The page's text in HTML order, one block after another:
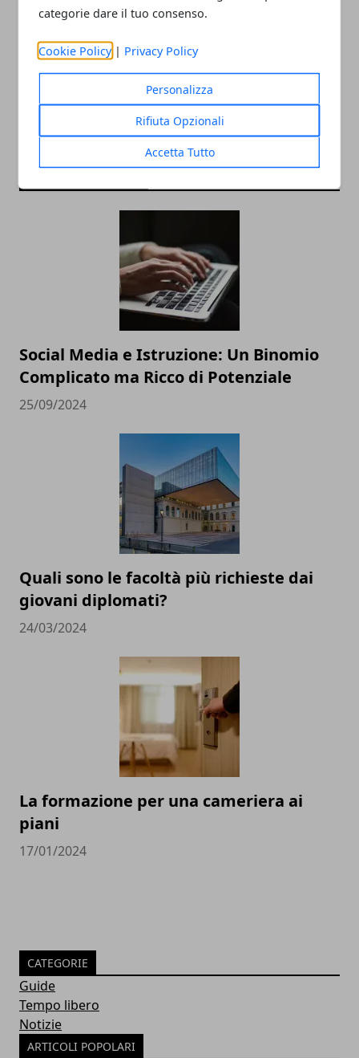
categorie dare il tuo consenso.
Cookie Policy | Privacy Policy
Personalizza
Rifiuta Opzionali
Accetta Tutto
Social Media e Istruzione: Un Binomio
Complicato ma Ricco di Potenziale
25/09/2024
Quali sono le facoltà più richieste dai
giovani diplomati?
24/03/2024
La formazione per una cameriera ai
piani
17/01/2024
CATEGORIE
Guide
Tempo libero
Notizie
ARTICOLI POPOLARI